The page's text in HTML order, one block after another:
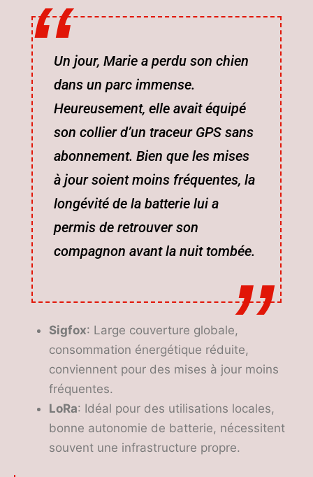
Un jour, Marie a perdu son chien
dans un parc immense.
Heureusement, elle avait équipé
son collier d’un traceur GPS sans
abonnement. Bien que les mises
à jour soient moins fréquentes, la
longévité de la batterie lui a
permis de retrouver son
compagnon avant la nuit tombée.
Sigfox: Large couverture globale,
consommation énergétique réduite,
conviennent pour des mises à jour moins
fréquentes.
LoRa: Idéal pour des utilisations locales,
bonne autonomie de batterie, nécessitent
souvent une infrastructure propre.